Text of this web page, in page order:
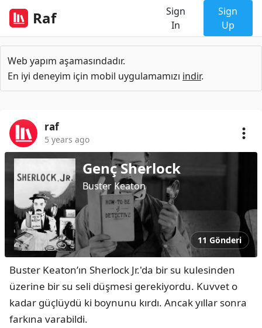
Raf
Sign
In
Sign
Up
Web yapım aşamasındadır.
En iyi deneyim için mobil uygulamamızı indir.
raf
5 years ago
Genç Sherlock
Buster Keaton
11 Gönderi
Buster Keaton’ın Sherlock Jr.'da bir su kulesinden
üzerine bir su seli düşmesi gerekiyordu. Kuvvet o
kadar güçlüydü ki boynunu kırdı. Ancak yıllar sonra
farkına varabildi.